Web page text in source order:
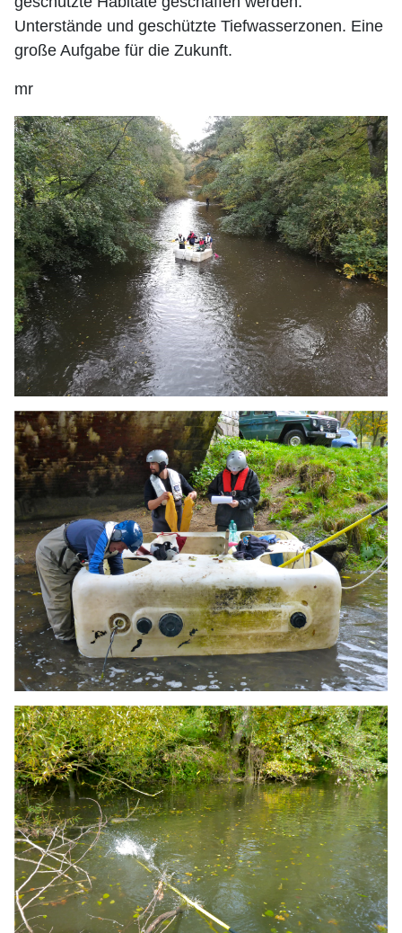
Unterstände und geschützte Tiefwasserzonen. Eine
große Aufgabe für die Zukunft.
mr